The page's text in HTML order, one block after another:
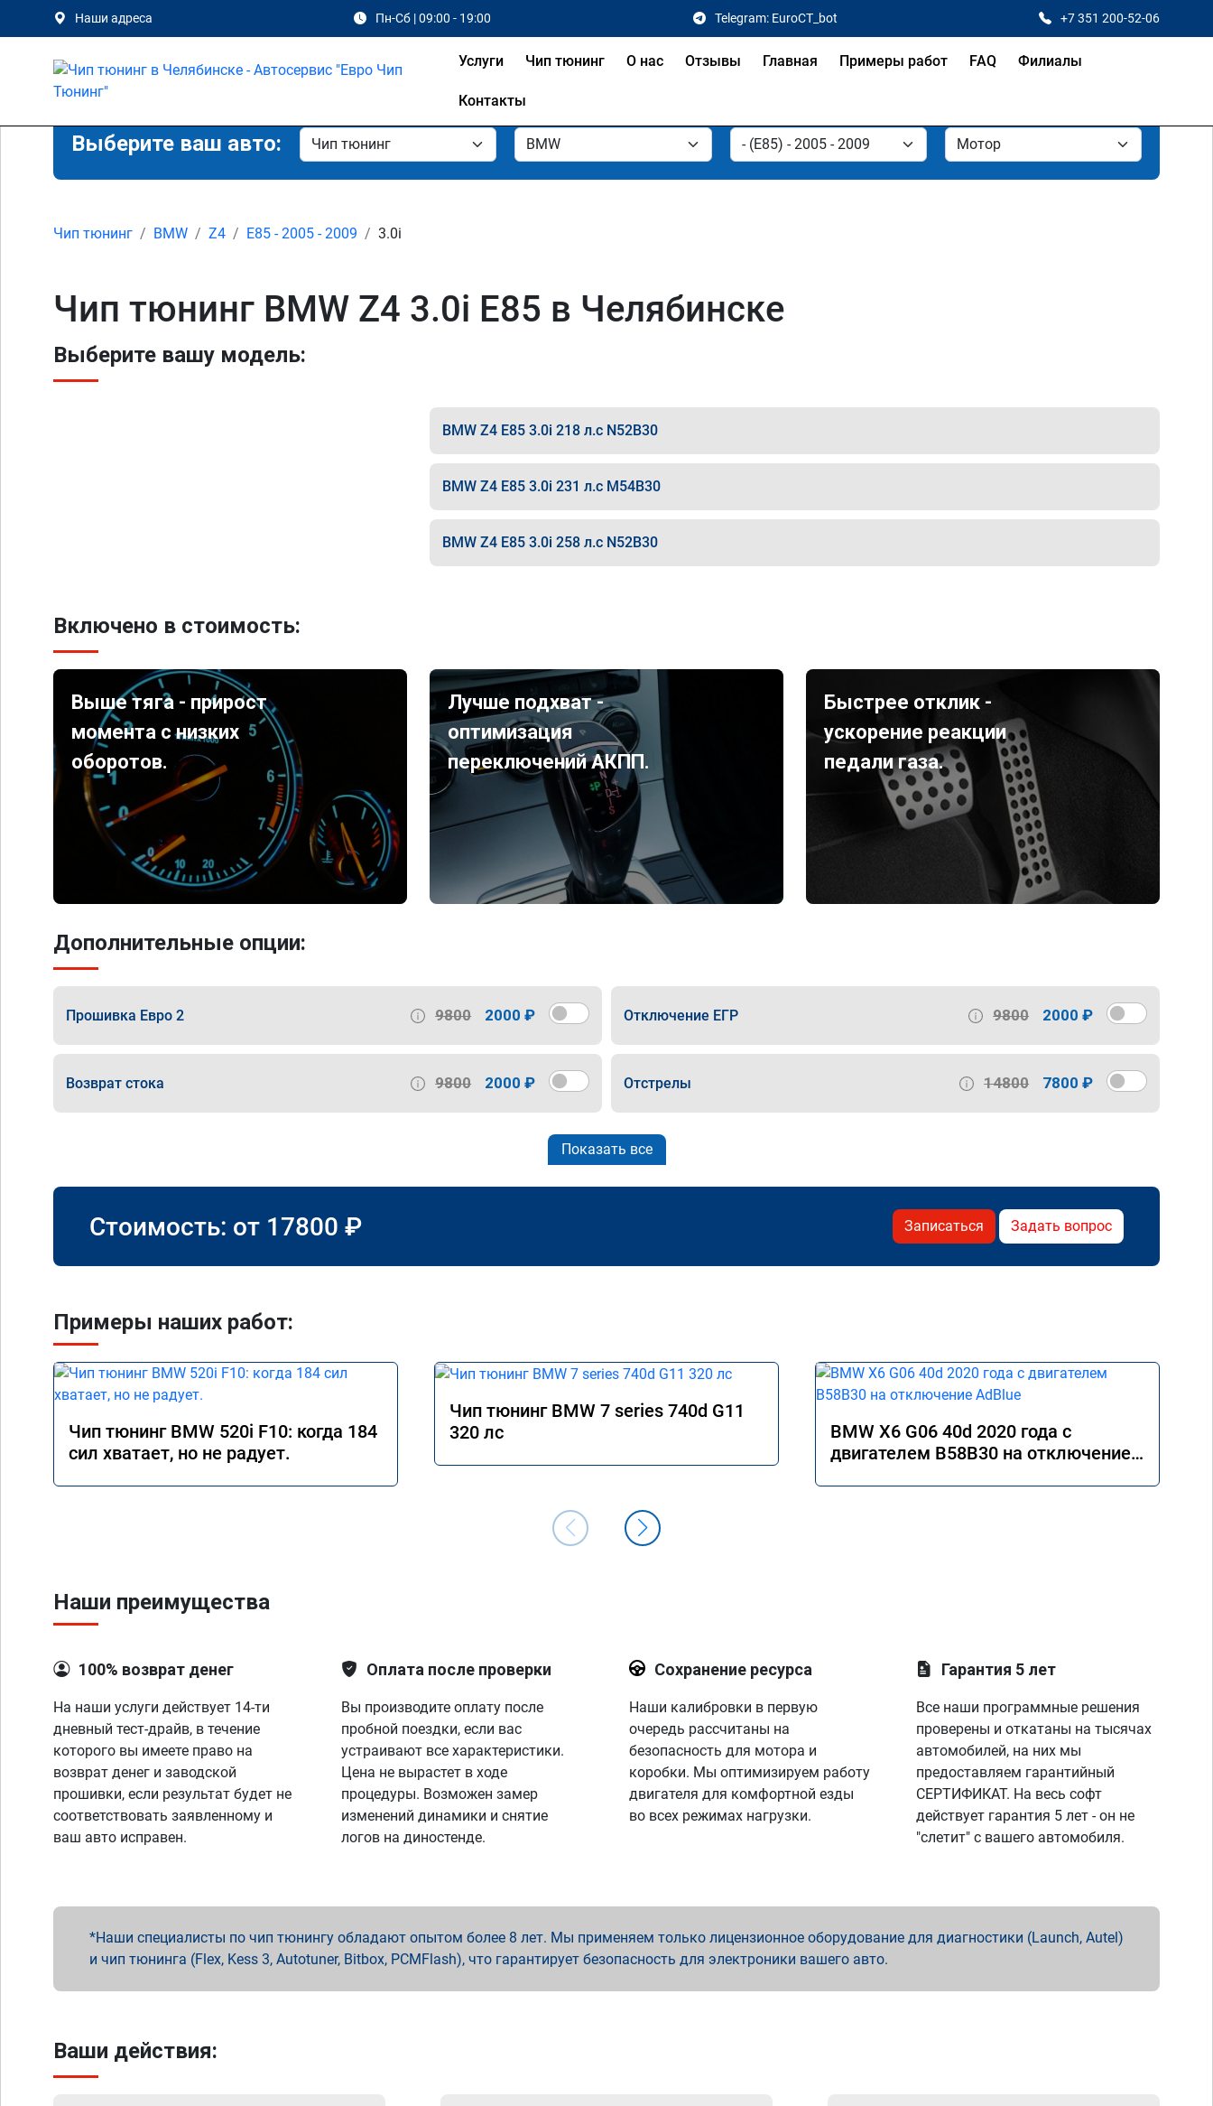
Наши адреса Пн-Сб | 09:00 - 19:00 Telegram: EuroCT_bot +7 351 200-52-06
Услуги Чип тюнинг О нас Отзывы Главная Примеры работ FAQ Филиалы
Контакты
Выберите ваш авто:
Чип тюнинг BMW Z4 E85 - 2005 - 2009 3.0i
Чип тюнинг BMW Z4 3.0i E85 в Челябинске
Выберите вашу модель:
BMW Z4 E85 3.0i 218 л.с N52B30
BMW Z4 E85 3.0i 231 л.с M54B30
BMW Z4 E85 3.0i 258 л.с N52B30
Включено в стоимость:
Выше тяга - прирост
момента с низких
оборотов.
Лучше подхват -
оптимизация
переключений АКПП.
Быстрее отклик -
ускорение реакции
педали газа.
Дополнительные опции:
Прошивка Евро 2 9800 2000 ₽ Отключение ЕГР 9800 2000 ₽
Возврат стока 9800 2000 ₽ Отстрелы 14800 7800 ₽
Показать все
Стоимость: от 17800 ₽ Записаться Задать вопрос
Примеры наших работ:
Чип тюнинг BMW 520i F10: когда 184
сил хватает, но не радует.
Чип тюнинг BMW 7 series 740d G11
320 лс
BMW X6 G06 40d 2020 года с
двигателем B58B30 на отключение
Наши преимущества
100% возврат денег
На наши услуги действует 14-ти
дневный тест-драйв, в течение
которого вы имеете право на
возврат денег и заводской
прошивки, если результат будет не
соответствовать заявленному и
ваш авто исправен.
Оплата после проверки
Вы производите оплату после
пробной поездки, если вас
устраивают все характеристики.
Цена не вырастет в ходе
процедуры. Возможен замер
изменений динамики и снятие
логов на диностенде.
Сохранение ресурса
Наши калибровки в первую
очередь рассчитаны на
безопасность для мотора и
коробки. Мы оптимизируем работу
двигателя для комфортной езды
во всех режимах нагрузки.
Гарантия 5 лет
Все наши программные решения
проверены и откатаны на тысячах
автомобилей, на них мы
предоставляем гарантийный
СЕРТИФИКАТ. На весь софт
действует гарантия 5 лет - он не
"слетит" с вашего автомобиля.
Наши специалисты по чип тюнингу обладают опытом более 8 лет. Мы применяем только лицензионное оборудование для диагностики (Launch, Autel)
и чип тюнинга (Flex, Kess 3, Autotuner, Bitbox, PCMFlash), что гарантирует безопасность для электроники вашего авто.
Ваши действия: